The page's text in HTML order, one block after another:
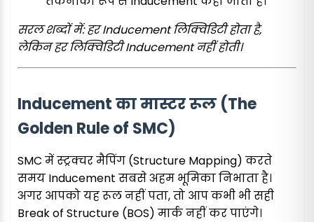
सरल शब्दों में: हर Inducement लिक्विडिटी होता है,
लेकिन हर लिक्विडिटी Inducement नहीं होती।
Inducement का मास्टर रूल (The
Golden Rule of SMC)
SMC में स्ट्रक्चर मैपिंग (Structure Mapping) करते
समय Inducement सबसे अहम भूमिका निभाता है।
अगर आपको यह रूल नहीं पता, तो आप कभी भी सही
Break of Structure (BOS) मार्क नहीं कर पाएंगे।